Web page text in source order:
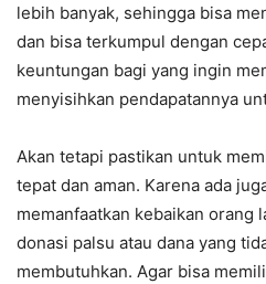
lebih banyak, sehingga bisa
dan bisa terkumpul dengan
keuntungan bagi yang ingin
menyisihkan pendapatannya
Akan tetapi pastikan untuk
tepat dan aman. Karena ada
memanfaatkan kebaikan orang
donasi palsu atau dana yang
membutuhkan. Agar bisa